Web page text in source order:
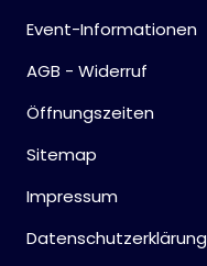
Event-Informationen
AGB - Widerruf
Öffnungszeiten
Sitemap
Impressum
Datenschutzerklärung